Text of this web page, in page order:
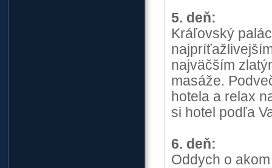
5. deň:
Kráľovský
najväčším
masáže.
hotela a relax
si hotel podľa
6. deň:
Oddych o